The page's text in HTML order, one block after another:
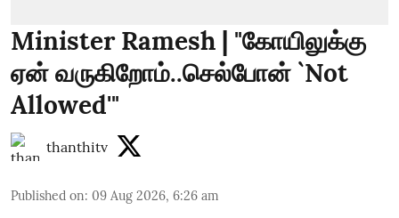
Minister Ramesh | "கோயிலுக்கு
ஏன் வருகிறோம்..செல்போன் `Not
Allowed'"
thanthitv
Published on: 09 Aug 2026, 6:26 am